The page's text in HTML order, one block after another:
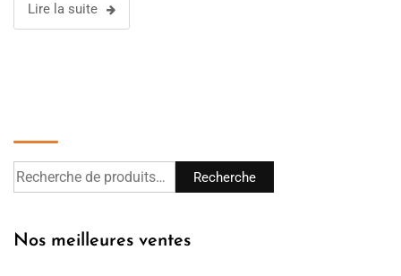
Lire la suite
Recherche
Nos meilleures ventes